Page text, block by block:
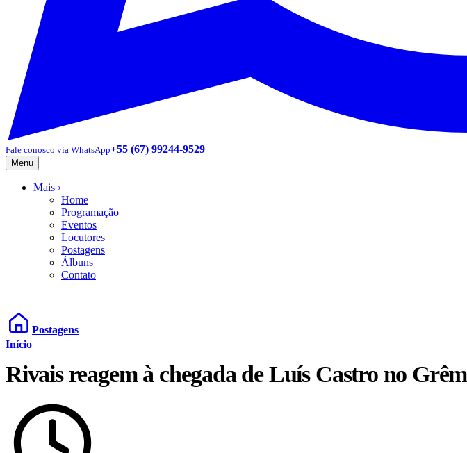
Fale conosco via WhatsApp+55 (67) 99244-9529
Menu
Mais ›
Home
Programação
Eventos
Locutores
Postagens
Álbuns
Contato
Início
Postagens
Rivais reagem à chegada de Luís Castro no